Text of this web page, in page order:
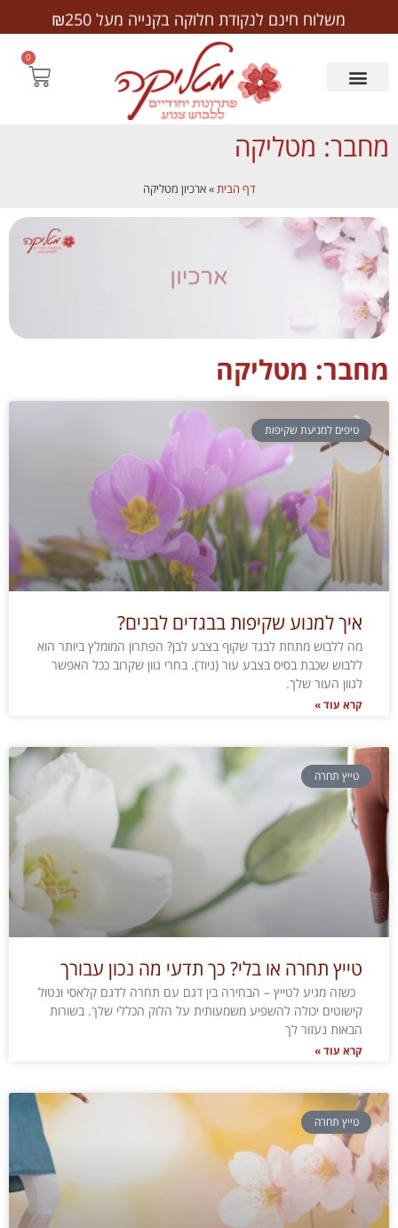
משלוח חינם לנקודת חלוקה בקנייה מעל ₪250
0
מחבר: מטליקה
דף הבית»ארכיון מטליקה
מחבר: מטליקה
טיפים למניעת שקיפות
איך למנוע שקיפות בבגדים לבנים?
מה ללבוש מתחת לבגד שקוף בצבע לבן? הפתרון המומלץ ביותר הוא
ללבוש שכבת בסיס בצבע עור (ניוד). בחרי גוון שקרוב ככל האפשר
לגוון העור שלך.
קרא עוד »
טייץ תחרה
טייץ תחרה או בלי? כך תדעי מה נכון עבורך
כשזה מגיע לטייץ – הבחירה בין דגם עם תחרה לדגם קלאסי ונטול
קישוטים יכולה להשפיע משמעותית על הלוק הכללי שלך. בשורות
הבאות נעזור לך
קרא עוד »
טייץ תחרה